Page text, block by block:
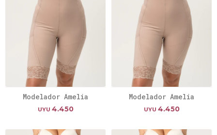
Modelador Amelia
UYU 4.450
Modelador Amelia
UYU 4.450